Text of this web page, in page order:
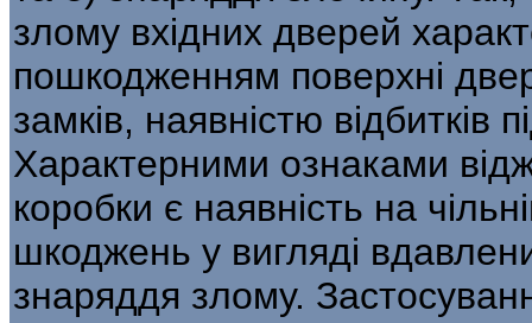
злому вхідних дверей
пошкодженням по­верхні
замків, наявністю відбитків
Характерними ознаками
коробки є наявність на
шкоджень у вигляді
знаряддя злому.